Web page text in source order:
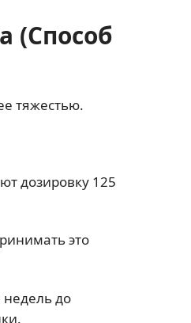
(Способ
тяжестью.
дозировку 125
это
недель до